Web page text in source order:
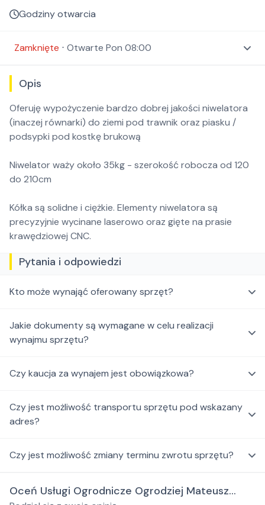
Godziny otwarcia
Zamknięte ⋅ Otwarte Pon 08:00
Opis
Oferuję wypożyczenie bardzo dobrej jakości niwelatora
(inaczej równarki) do ziemi pod trawnik oraz piasku /
podsypki pod kostkę brukową
Niwelator waży około 35kg - szerokość robocza od 120
do 210cm
Kółka są solidne i ciężkie. Elementy niwelatora są
precyzyjnie wycinane laserowo oraz gięte na prasie
krawędziowej CNC.
Pytania i odpowiedzi
Kto może wynająć oferowany sprzęt?
Jakie dokumenty są wymagane w celu realizacji
wynajmu sprzętu?
Czy kaucja za wynajem jest obowiązkowa?
Czy jest możliwość transportu sprzętu pod wskazany
adres?
Czy jest możliwość zmiany terminu zwrotu sprzętu?
Oceń Usługi Ogrodnicze Ogrodziej Mateusz